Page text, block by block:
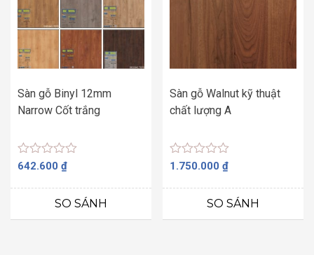
Sàn gỗ Binyl 12mm
Narrow Cốt trắng
Được
hạng
sao
642.600 ₫
SO SÁNH
Sàn gỗ Walnut kỹ thuật
chất lượng A
Được
hạng
sao
1.750.000₫
SO SÁNH